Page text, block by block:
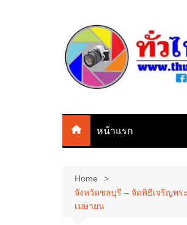
หน้าแรก
Home
จังหวัดชลบุรี – จัดพิธีเจริญพร
เมษายน